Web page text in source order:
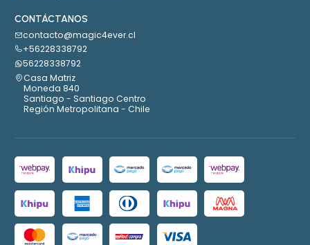
CONTÁCTANOS
contacto@magic4ever.cl
+56228338792
56228338792
Casa Matriz
Moneda 840
Santiago - Santiago Centro
Región Metropolitana - Chile